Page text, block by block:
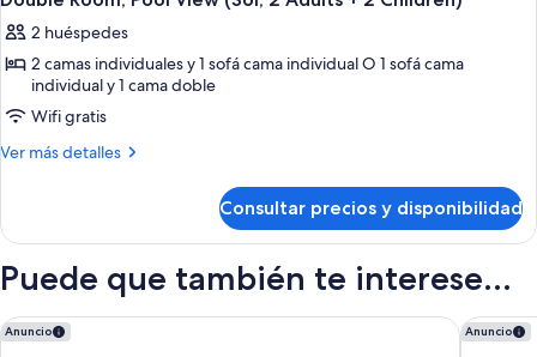
2 huéspedes
2 camas individuales y 1 sofá cama individual O 1 sofá cama
individual y 1 cama doble
Wifi gratis
Ver más detalles
Más
Room,
View
2
Adults
Consultar precios y disponibilidad
Puede que también te interese...
Anuncio
Iberostar Selection Jardín del Sol Suites - Adults OnlyAnuncio